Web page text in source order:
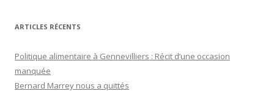
ARTICLES RÉCENTS
Politique alimentaire à Gennevilliers : Récit d’une occasion
manquée
Bernard Marrey nous a quittés